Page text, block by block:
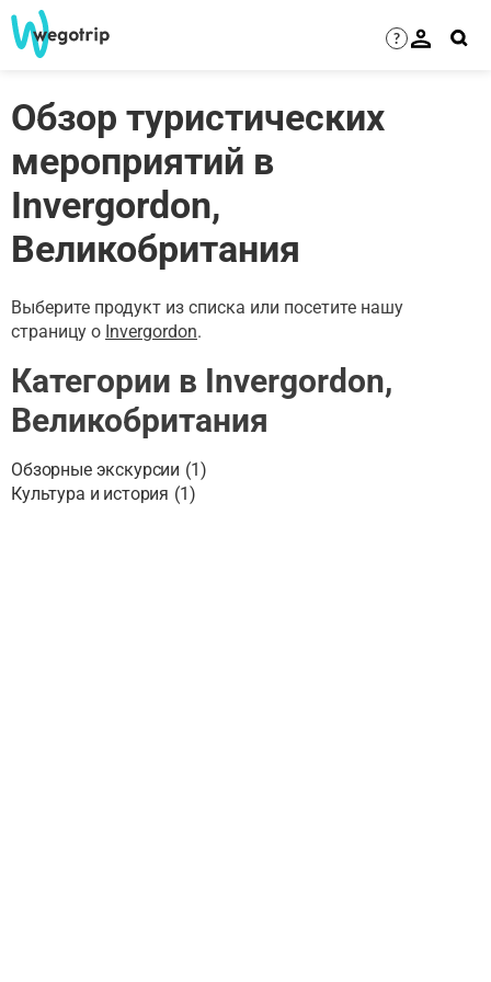
?
Обзор туристических
мероприятий в
Invergordon,
Великобритания
Выберите продукт из списка или посетите нашу
страницу о Invergordon.
Категории в Invergordon,
Великобритания
Обзорные экскурсии (1)
Культура и история (1)